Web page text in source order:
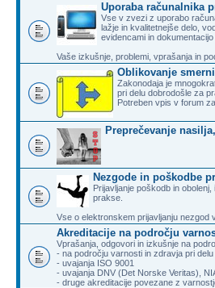
Uporaba računalnika
Vse v zvezi z uporabo
lažje in kvalitetnejše delo,
evidencami in dokumentacijo
Vaše izkušnje, problemi, vprašanja in
Oblikovanje
Zakonodaja je
pri delu dobrodošle za
Potreben vpis v forum
Preprečevanje
Nezgode in poškodbe
Prijavljanje poškodb in
prakse.
Vse o elektronskem prijavljanju nezgod
Akreditacije na področju
Vprašanja, odgovori in izkušnje na
- na področju varnosti in zdravja pri
- uvajanja ISO 9001
- uvajanja DNV (Det Norske Veritas),
- druge akreditacije povezane z